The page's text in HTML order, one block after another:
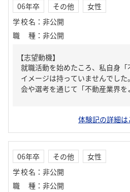
06年卒 その他
女性
学校名 ： 非公開
職種 ： 非公開
【志望動機】
就職活動を始めたころ、私自身
イメージは持っていませんでし
会や選考を通じて「不動産業界
体験記の詳細は
06年卒 その他
女性
学校名 ： 非公開
職種 ： 非公開